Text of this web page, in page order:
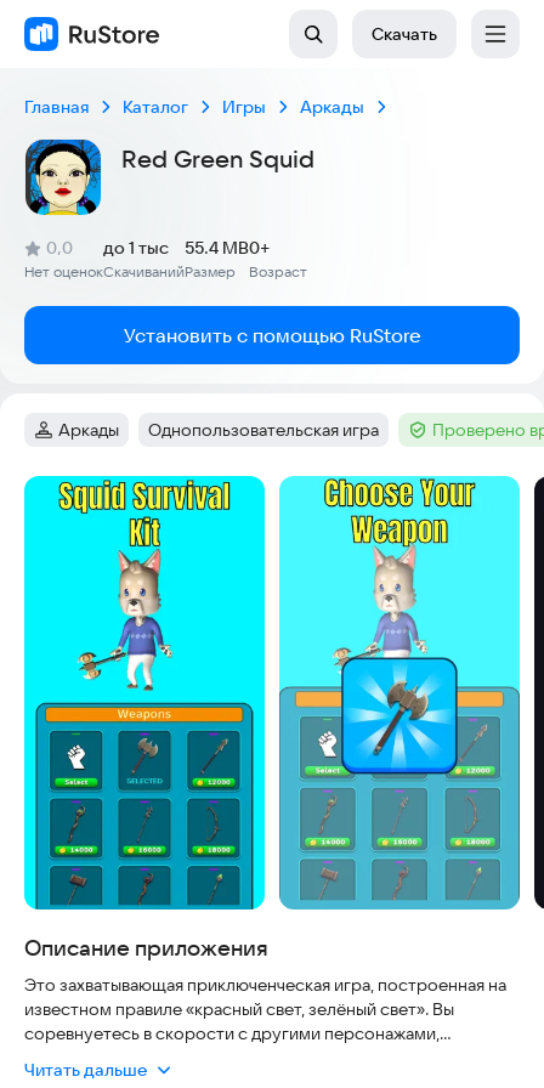
Скачать
Главная Каталог Игры Аркады
Red Green Squid
Рейтинг:
0,0
(
Нет оценок
)
Скачиваний
до 1 тыс
Размер
55.4 MB
Возраст
0+
Установить с помощью RuStore
Категория:
Аркады Тег:
Однопользовательская игра Тег :Проверено
Скриншоты
Описание приложения
Это захватывающая приключенческая игра, построенная на
известном правиле «красный свет, зелёный свет». Вы
соревнуетесь в скорости с другими персонажами,
бежать, но как только загорается красный свет —
Читать дальше